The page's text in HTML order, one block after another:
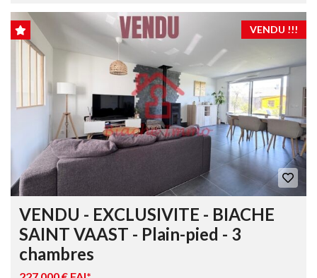
VENDU !!!
VENDU - EXCLUSIVITE - BIACHE
SAINT VAAST - Plain-pied - 3
chambres